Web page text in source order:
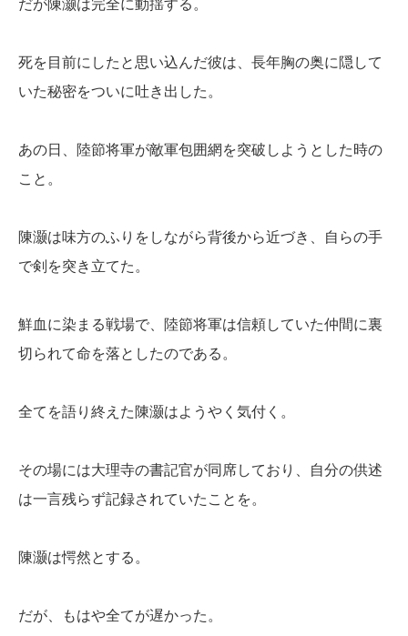
だが陳灏は完全に動揺する。
死を目前にしたと思い込んだ彼は、長年胸の奥に隠して
いた秘密をついに吐き出した。
あの日、陸節将軍が敵軍包囲網を突破しようとした時の
こと。
陳灏は味方のふりをしながら背後から近づき、自らの手
で剣を突き立てた。
鮮血に染まる戦場で、陸節将軍は信頼していた仲間に裏
切られて命を落としたのである。
全てを語り終えた陳灏はようやく気付く。
その場には大理寺の書記官が同席しており、自分の供述
は一言残らず記録されていたことを。
陳灏は愕然とする。
だが、もはや全てが遅かった。